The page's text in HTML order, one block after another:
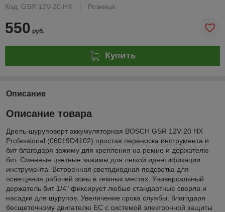
Код: GSR 12V-20 HX
Розница
550 руб.
Купить
Описание
Описание товара
Дрель-шуруповерт аккумуляторная BOSCH GSR 12V-20 HX
Professional (06019D4102) простая переноска инструмента и
бит благодаря зажиму для крепления на ремне и держателю
бит. Сменные цветные зажимы для легкой идентификации
инструмента. Встроенная светодиодная подсветка для
освещения рабочей зоны в темных местах. Универсальный
держатель бит 1/4" фиксирует любые стандартные сверла и
насадки для шурупов. Увеличение срока службы: благодаря
бесщеточному двигателю EC с системой электронной защиты